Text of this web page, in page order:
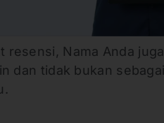
resensi, Nama Anda
dan tidak bukan sebagai